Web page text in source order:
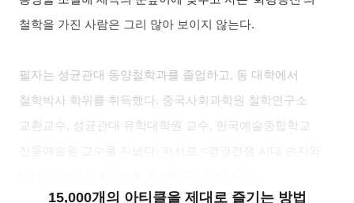
철학을 가진 사람은 그리 많아 보이지 않는다.
필자는 성균관대 동양철학과를 졸업하고, 동 대학에서
철학박사 학위를 취득했다. 중국사회과학원 철학연구소
교환교수, 성균관대 유학대학원 교수, 한국예술종합학교
15,000개의 아티클을 제대로 즐기는 방법